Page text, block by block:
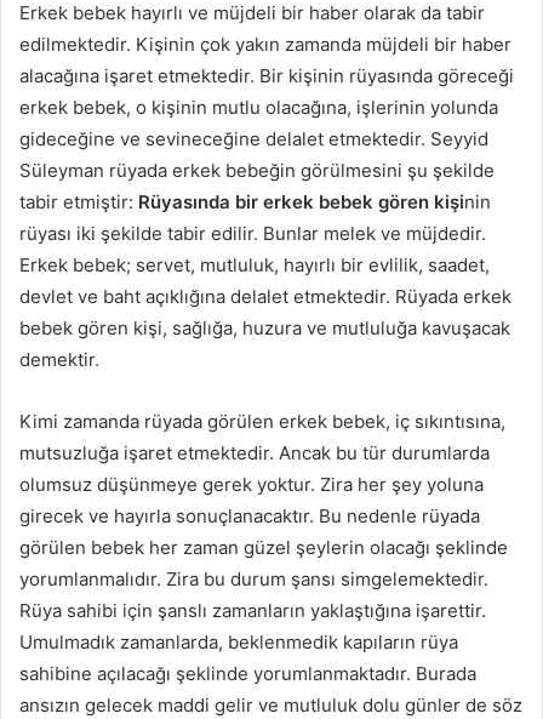
Erkek bebek hayırlı ve müjdeli bir haber olarak da tabir
edilmektedir. Kişinin çok yakın zamanda müjdeli bir haber
alacağına işaret etmektedir. Bir kişinin rüyasında göreceği
erkek bebek, o kişinin mutlu olacağına, işlerinin yolunda
gideceğine ve sevineceğine delalet etmektedir. Seyyid
Süleyman rüyada erkek bebeğin görülmesini şu şekilde
tabir etmiştir: Rüyasında bir erkek bebek gören kişinin
rüyası iki şekilde tabir edilir. Bunlar melek ve müjdedir.
Erkek bebek; servet, mutluluk, hayırlı bir evlilik, saadet,
devlet ve baht açıklığına delalet etmektedir. Rüyada erkek
bebek gören kişi, sağlığa, huzura ve mutluluğa kavuşacak
demektir.
Kimi zamanda rüyada görülen erkek bebek, iç sıkıntısına,
mutsuzluğa işaret etmektedir. Ancak bu tür durumlarda
olumsuz düşünmeye gerek yoktur. Zira her şey yoluna
girecek ve hayırla sonuçlanacaktır. Bu nedenle rüyada
görülen bebek her zaman güzel şeylerin olacağı şeklinde
yorumlanmalıdır. Zira bu durum şansı simgelemektedir.
Rüya sahibi için şanslı zamanların yaklaştığına işarettir.
Umulmadık zamanlarda, beklenmedik kapıların rüya
sahibine açılacağı şeklinde yorumlanmaktadır. Burada
ansızın gelecek maddi gelir ve mutluluk dolu günler de söz